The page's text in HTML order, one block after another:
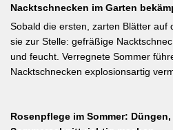
gemusterten Blüten, die ohne
Herbst reich blüht und sich
Ampeln eignet. Die Bayerische
ist die Erdbeere ‚Lilly Waldberry‘,
waldbeererinnerndes Aroma
bayerische Gärtnereien erhältlich.
Nacktschnecken im Garten
Sobald die ersten, zarten Blätter auf
sie zur Stelle: gefräßige
und feucht. Verregnete Sommer
Nacktschnecken explosionsartig
hier. Weiterlesen bei MDR-Garten
Rosenpflege im Sommer: